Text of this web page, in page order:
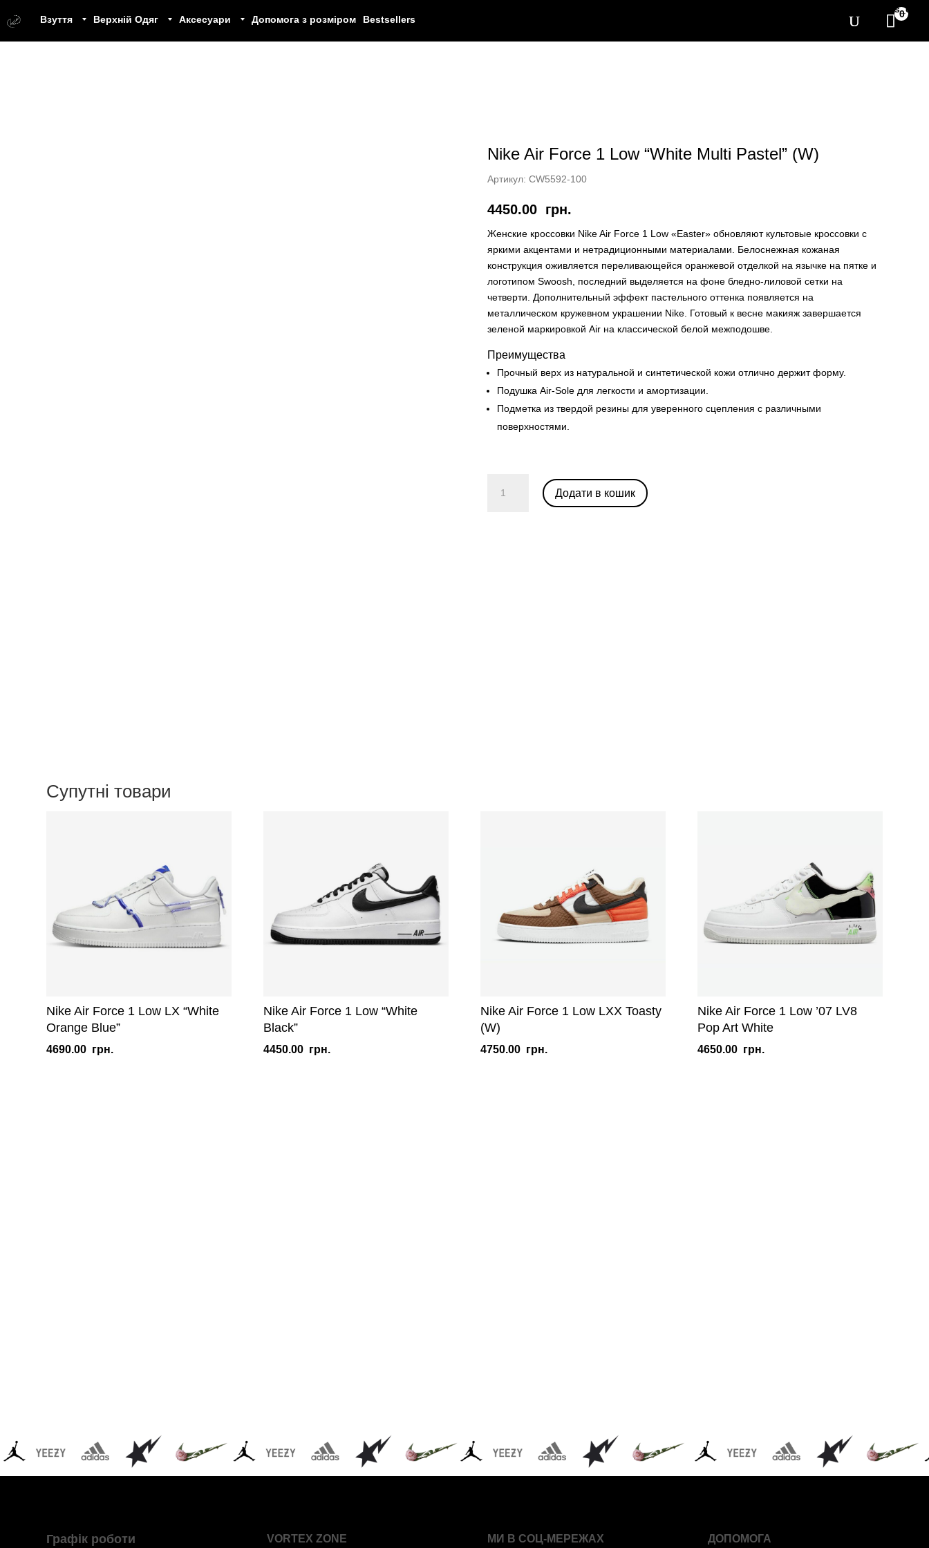
Взуття Верхній Одяг Аксесуари Допомога з розміром Bestsellers 0
Nike Air Force 1 Low “White Multi Pastel” (W)
Артикул:CW5592-100
4450.00 грн.
Женские кроссовки Nike Air Force 1 Low «Easter» обновляют культовые кроссовки с
яркими акцентами и нетрадиционными материалами. Белоснежная кожаная
конструкция оживляется переливающейся оранжевой отделкой на язычке на пятке и
логотипом Swoosh, последний выделяется на фоне бледно-лиловой сетки на
четверти. Дополнительный эффект пастельного оттенка появляется на
металлическом кружевном украшении Nike. Готовый к весне макияж завершается
зеленой маркировкой Air на классической белой межподошве.
Преимущества
Прочный верх из натуральной и синтетической кожи отлично держит форму.
Подушка Air-Sole для легкости и амортизации.
Подметка из твердой резины для уверенного сцепления с различными
поверхностями.
Додати в кошик
Супутні товари
Nike Air Force 1 Low LX “White
Orange Blue”
4690.00 грн.
Nike Air Force 1 Low “White
Black”
4450.00 грн.
Nike Air Force 1 Low LXX Toasty
(W)
4750.00 грн.
Nike Air Force 1 Low ’07 LV8
Pop Art White
4650.00 грн.
Графік роботи VORTEX ZONE МИ В СОЦ-МЕРЕЖАХ ДОПОМОГА